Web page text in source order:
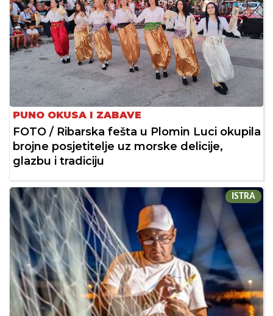
PUNO OKUSA I ZABAVE
FOTO / Ribarska fešta u Plomin Luci okupila
brojne posjetitelje uz morske delicije,
glazbu i tradiciju
ISTRA